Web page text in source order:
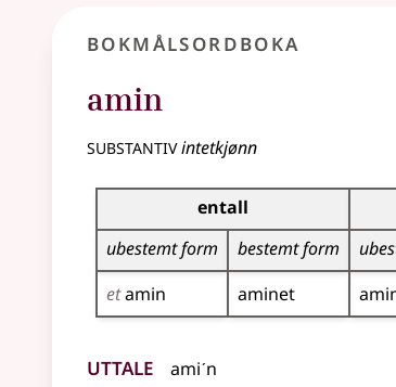
Bokmålsordboka
amin
substantivintetkjønn
Bøyingstabell for dette substantivet
entall
ubestemt form
bestemt form
etamin aminet
Uttale amiˊn